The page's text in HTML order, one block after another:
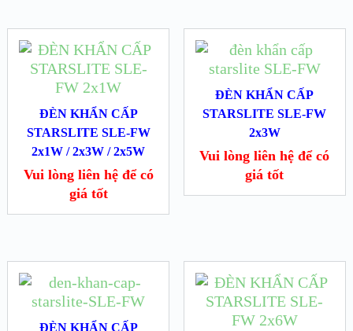
ĐÈN KHẨN CẤP
STARSLITE SLE-FW
2x1W / 2x3W / 2x5W
Vui lòng liên hệ để có
giá tốt
ĐÈN KHẨN CẤP
STARSLITE SLE-FW
2x3W
Vui lòng liên hệ để có
giá tốt
ĐÈN KHẨN CẤP